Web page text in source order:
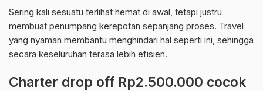
Sering kali sesuatu terlihat hemat di awal, tetapi justru
membuat penumpang kerepotan sepanjang proses. Travel
yang nyaman membantu menghindari hal seperti ini, sehingga
secara keseluruhan terasa lebih efisien.
Charter drop off Rp2.500.000 cocok